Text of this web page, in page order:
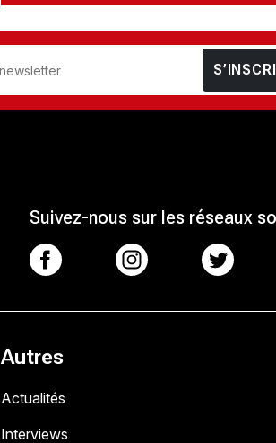
Suivez-nous sur les réseaux
Autres
Actualités
Interviews